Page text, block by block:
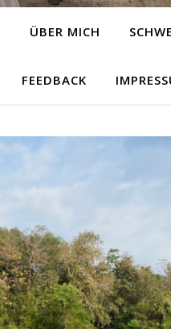
ÜBER MICH
FEEDBACK